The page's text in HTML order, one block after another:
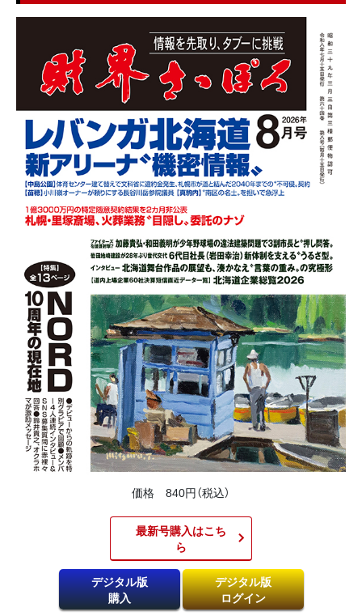
価格 840円（税込）
最新号購入はこち
ら​
デジタル版
購入
デジタル版
ログイン